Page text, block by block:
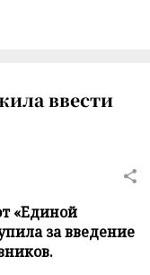
ввести
«Единой
за введение